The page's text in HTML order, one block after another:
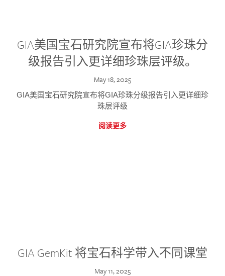
GIA美国宝石研究院宣布将GIA珍珠分
级报告引入更详细珍珠层评级。
May 18, 2025
GIA美国宝石研究院宣布将GIA珍珠分级报告引入更详细珍
珠层评级
阅读更多
GIA GemKit 将宝石科学带入不同课堂
May 11, 2025